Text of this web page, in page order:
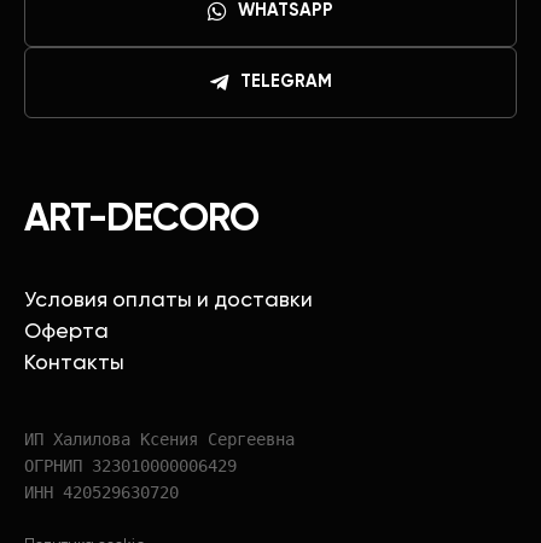
ART-DECORO
Условия оплаты и доставки
Оферта
Контакты
ИП Халилова Ксения Сергеевна
ОГРНИП 323010000006429
ИНН 420529630720
WHATSAPP
TELEGRAM